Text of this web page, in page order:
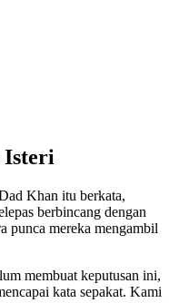
Khan itu berkata,
berbincang dengan
punca mereka mengambil
membuat keputusan ini,
kata sepakat. Kami